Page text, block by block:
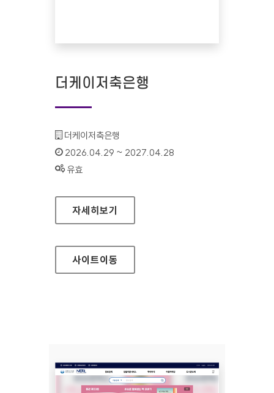
더케이저축은행
기관명 :
더케이저축은행
인증기간 :
2026.04.29 ~ 2027.04.28
상태 :
유효
더케이저축은행
자세히보기
사이트이동